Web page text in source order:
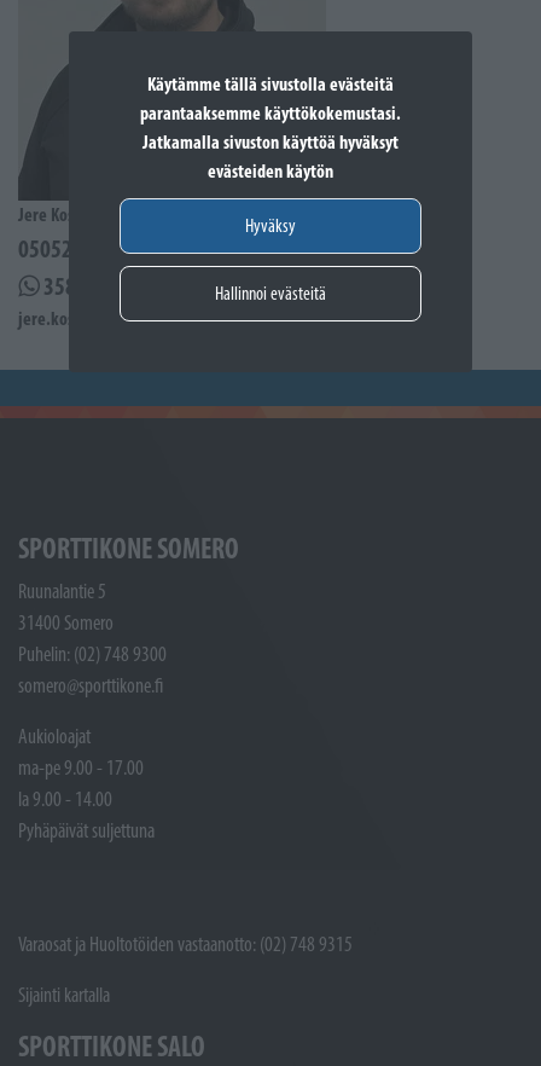
Käytämme tällä sivustolla evästeitä
parantaaksemme käyttökokemustasi.
Jatkamalla sivuston käyttöä hyväksyt
evästeiden käytön
Hyväksy
Hallinnoi evästeitä
Jere Kostiander
0505285939
358505285939
jere.kostiander@sporttikone.fi
SPORTTIKONE SOMERO
Ruunalantie 5
31400 Somero
Puhelin: (02) 748 9300
somero@sporttikone.fi
Aukioloajat
ma-pe 9.00 - 17.00
la 9.00 - 14.00
Pyhäpäivät suljettuna
Varaosat ja Huoltotöiden vastaanotto: (02) 748 9315
Sijainti kartalla
SPORTTIKONE SALO